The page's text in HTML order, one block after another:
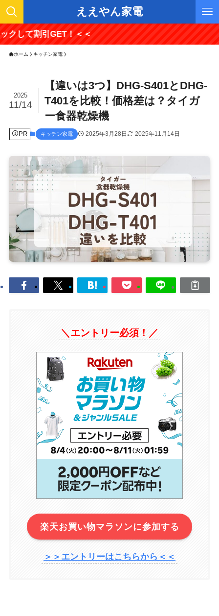
ええやん家電
GET！＜＜
ホーム キッチン家電
【違いは3つ】DHG-S401とDHG-
T401を比較！価格差は？タイガ
ー食器乾燥機
2025
11/14
PR キッチン家電 2025年3月28日 2025年11月14日
＼エントリー必須！／
楽天お買い物マラソンに参加する
＞＞エントリーはこちらから＜＜